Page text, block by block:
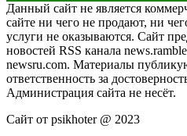
Данный сайт не является
сайте ни чего не продают, ни
услуги не оказываются. Сайт
новостей RSS канала
newsru.com. Материалы
ответственность за
Администрация сайта не несёт.
Сайт от psikhoter @ 2023